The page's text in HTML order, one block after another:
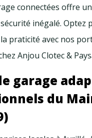
connectées offre
inégalé. Optez
praticité avec nos
Anjou Clotec &
garage
du